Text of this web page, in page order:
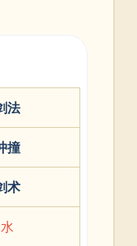
法
撞
术